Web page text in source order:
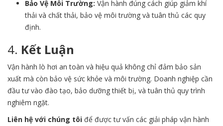
Bảo Vệ Môi Trường: Vận hành đúng cách giúp giảm khí
thải và chất thải, bảo vệ môi trường và tuân thủ các quy
định.
4. Kết Luận
Vận hành lò hơi an toàn và hiệu quả không chỉ đảm bảo sản
xuất mà còn bảo vệ sức khỏe và môi trường. Doanh nghiệp cần
đầu tư vào đào tạo, bảo dưỡng thiết bị, và tuân thủ quy trình
nghiêm ngặt.
Liên hệ với chúng tôi để được tư vấn các giải pháp vận hành